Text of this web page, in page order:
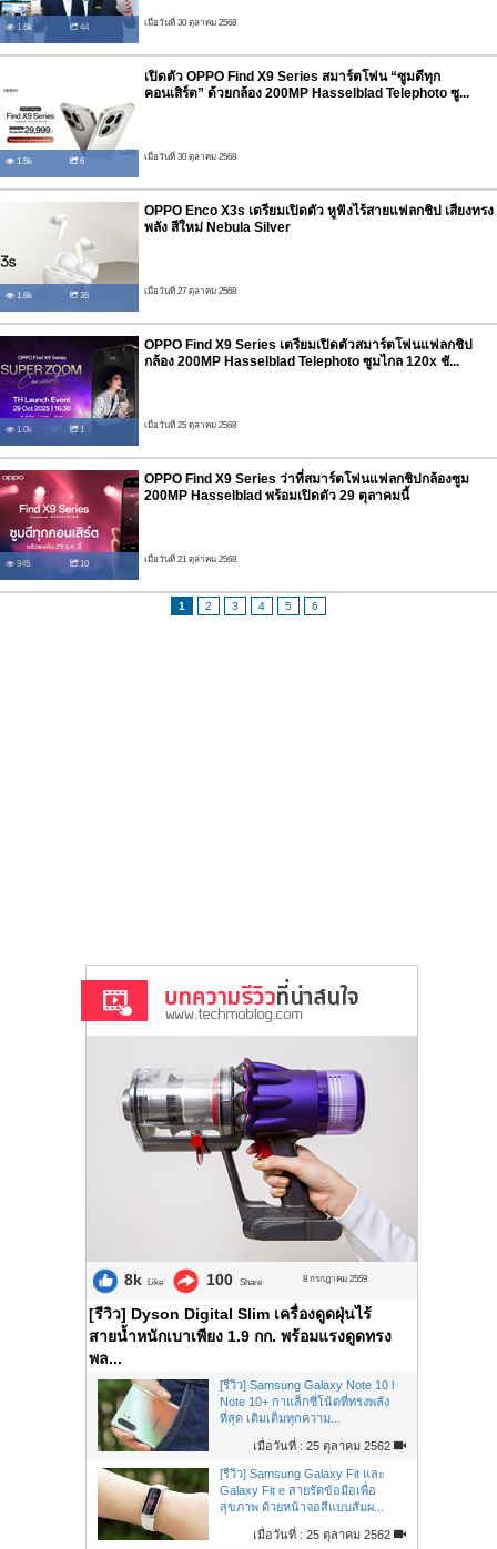
1.6k 44 เมื่อวันที่ 30 ตุลาคม 2568
1.5k 6
เปิดตัว OPPO Find X9 Series สมาร์ตโฟน “ซูมดีทุก
คอนเสิร์ต” ด้วยกล้อง 200MP Hasselblad Telephoto ซู...
เมื่อวันที่ 30 ตุลาคม 2568
1.6k 36
OPPO Enco X3s เตรียมเปิดตัว หูฟังไร้สายแฟลกชิป เสียงทรง
พลัง สีใหม่ Nebula Silver
เมื่อวันที่ 27 ตุลาคม 2568
1.0k 1
OPPO Find X9 Series เตรียมเปิดตัวสมาร์ตโฟนแฟลกชิป
กล้อง 200MP Hasselblad Telephoto ซูมไกล 120x ชั...
เมื่อวันที่ 25 ตุลาคม 2568
945 10
OPPO Find X9 Series ว่าที่สมาร์ตโฟนแฟลกชิปกล้องซูม
200MP Hasselblad พร้อมเปิดตัว 29 ตุลาคมนี้
เมื่อวันที่ 21 ตุลาคม 2568
1 2 3 4 5 6
8k Like 100 Share 8 กรกฎาคม 2559
[รีวิว] Dyson Digital Slim เครื่องดูดฝุ่นไร้
สายน้ำหนักเบาเพียง 1.9 กก. พร้อมแรงดูดทรง
พล...
[รีวิว] Samsung Galaxy Note 10 l
Note 10+ กาแล็กซี่โน้ตที่ทรงพลัง
ที่สุด เติมเต็มทุกความ...
เมื่อวันที่ : 25 ตุลาคม 2562
[รีวิว] Samsung Galaxy Fit และ
Galaxy Fit e สายรัดข้อมือเพื่อ
สุขภาพ ด้วยหน้าจอสีแบบสัมผ...
เมื่อวันที่ : 25 ตุลาคม 2562